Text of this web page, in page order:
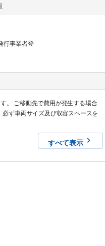
行事業者登
。 ご移動先で費用が発生する場合
ず車両サイズ及び収容スペースを
すべて表示